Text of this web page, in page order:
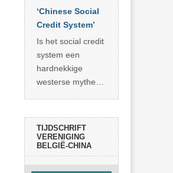
zien dat
… >> lees meer
voorbije veertig
jaar in slaagde
meer dan 800
miljoen mensen
uit de armoede
… >> lees meer
‘Chinese Social
Credit System’
Is het social credit
system een
hardnekkige
westerse mythe of
TIJDSCHRIFT
VERENIGING
BELGIË-CHINA